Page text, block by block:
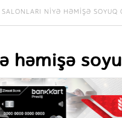
SALONLARI NIYƏ HƏMIŞƏ SOYUQ
həmişə